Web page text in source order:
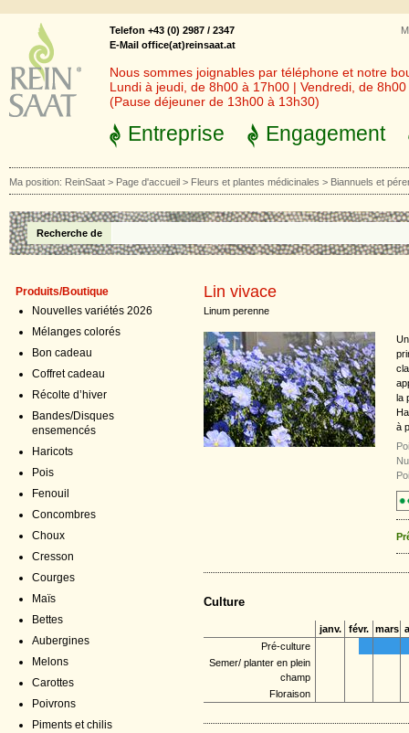
Telefon +43 (0) 2987 / 2347
E-Mail office(at)reinsaat.at
Nous sommes joignables par téléphone et notre
Lundi à jeudi, de 8h00 à 17h00 | Vendredi, de
(Pause déjeuner de 13h00 à 13h30)
Entreprise Engagement
Ma position: ReinSaat > Page d'accueil > Fleurs et plantes médicinales > Biannuels et
Recherche de
Produits/Boutique
Nouvelles variétés 2026
Mélanges colorés
Bon cadeau
Coffret cadeau
Récolte d’hiver
Bandes/Disques
ensemencés
Haricots
Pois
Fenouil
Concombres
Choux
Cresson
Courges
Maïs
Bettes
Aubergines
Melons
Carottes
Poivrons
Piments et chilis
Lin vivace
Linum perenne
la
à
Culture
janv. févr. mars
Pré-culture
Semer/ planter en plein
champ
Floraison